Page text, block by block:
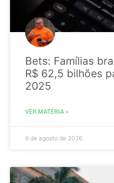
Bets: Famílias
R$ 62,5 bilhões
2025
VER MATÉRIA »
6 de agosto de 2026